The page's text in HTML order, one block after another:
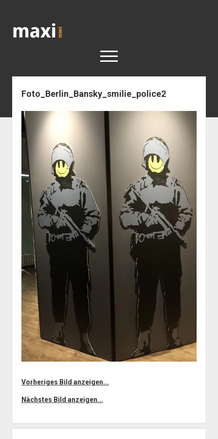
open
< work
Berlin
open
dropdown
menu
Geschichte der Stadt Berlin
Foto_Berlin_Bansky_smilie_police2
Vorheriges Bild anzeigen...
Nächstes Bild anzeigen...